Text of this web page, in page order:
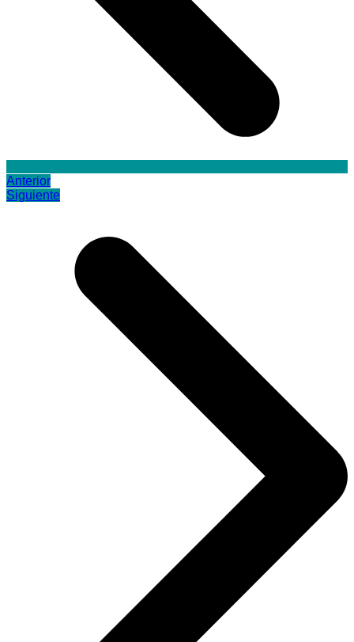
Anterior
Siguiente